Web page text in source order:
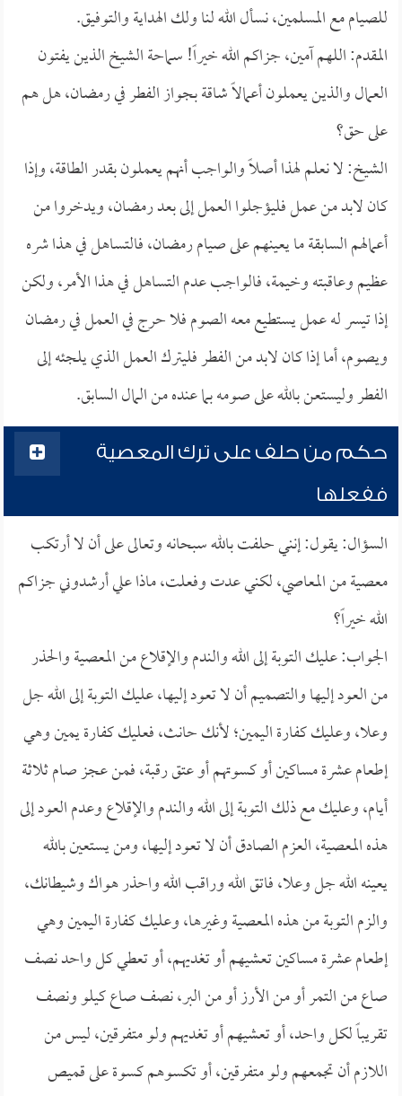
للصيام مع المسلمين، نسأل الله لنا ولك الهداية والتوفيق.
المقدم: اللهم آمين، جزاكم الله خيراً! سماحة الشيخ الذين يفتون
العمال والذين يعملون أعمالاً شاقة بجواز الفطر في رمضان، هل هم
على حق؟
الشيخ: لا نعلم لهذا أصلاً والواجب أنهم يعملون بقدر الطاقة، وإذا
كان لابد من عمل فليؤجلوا العمل إلى بعد رمضان، ويدخروا من
أعمالهم السابقة ما يعينهم على صيام رمضان، فالتساهل في هذا شره
عظيم وعاقبته وخيمة، فالواجب عدم التساهل في هذا الأمر، ولكن
إذا تيسر له عمل يستطيع معه الصوم فلا حرج في العمل في رمضان
ويصوم، أما إذا كان لابد من الفطر فليترك العمل الذي يلجئه إلى
الفطر وليستعن بالله على صومه بما عنده من المال السابق.
حكم من حلف على ترك المعصية
ففعلها
السؤال: يقول: إنني حلفت بالله سبحانه وتعالى على أن لا أرتكب
معصية من المعاصي، لكني عدت وفعلت، ماذا علي أرشدوني جزاكم
الله خيراً؟
الجواب: عليك التوبة إلى الله والندم والإقلاع من المعصية والحذر
من العود إليها والتصميم أن لا تعود إليها، عليك التوبة إلى الله جل
وعلا، وعليك كفارة اليمين؛ لأنك حانث، فعليك كفارة يمين وهي
إطعام عشرة مساكين أو كسوتهم أو عتق رقبة، فمن عجز صام ثلاثة
أيام، وعليك مع ذلك التوبة إلى الله والندم والإقلاع وعدم العود إلى
هذه المعصية، العزم الصادق أن لا تعود إليها، ومن يستعين بالله
يعينه الله جل وعلا، فاتق الله وراقب الله واحذر هواك وشيطانك،
والزم التوبة من هذه المعصية وغيرها، وعليك كفارة اليمين وهي
إطعام عشرة مساكين تعشيهم أو تغديهم، أو تعطي كل واحد نصف
صاع من التمر أو من الأرز أو من البر، نصف صاع كيلو ونصف
تقريباً لكل واحد، أو تعشيهم أو تغديهم ولو متفرقين، ليس من
اللازم أن تجمعهم ولو متفرقين، أو تكسوهم كسوة على قميص